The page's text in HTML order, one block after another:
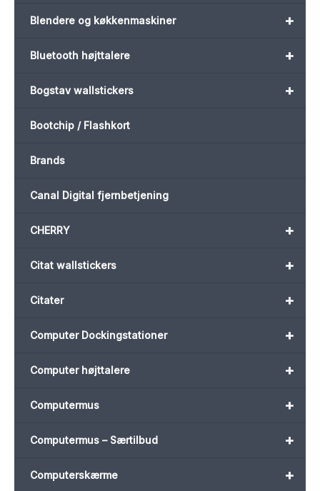
+
Blendere og køkkenmaskiner
+
Bluetooth højttalere
+
Bogstav wallstickers
Bootchip / Flashkort
Brands
Canal Digital fjernbetjening
+
CHERRY
+
Citat wallstickers
+
Citater
+
Computer Dockingstationer
+
Computer højttalere
+
Computermus
+
Computermus – Særtilbud
+
Computerskærme